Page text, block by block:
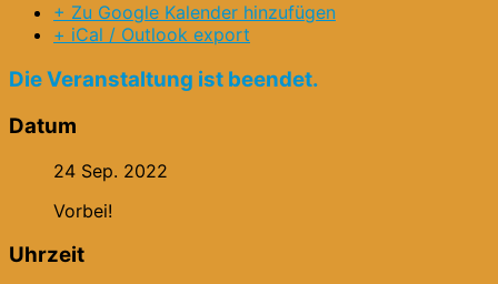
+ Zu Google Kalender hinzufügen
+ iCal / Outlook export
Die Veranstaltung ist beendet.
Datum
24 Sep. 2022
Vorbei!
Uhrzeit